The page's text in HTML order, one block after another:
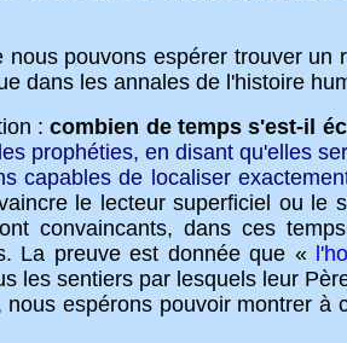
pouvons espérer trouver un
dans les annales de l'histoire
:combien de temps s'est-il
prophéties, en disant qu'elles
capables de localiser
le lecteur superficiel ou
convaincants, dans ces
La preuve est donnée que «
les sentiers par lesquels leur
espérons pouvoir montrer